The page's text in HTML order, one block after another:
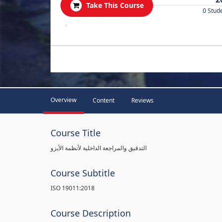
Take This Course
0
.
Overview Content Reviews
Course Title
التدقيق والمراجعة الداخلية لأنظمة الأيزو
Course Subtitle
ISO 19011:2018
Course Description